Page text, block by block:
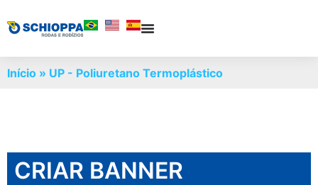
Início » UP - Poliuretano Termoplástico
CRIAR BANNER